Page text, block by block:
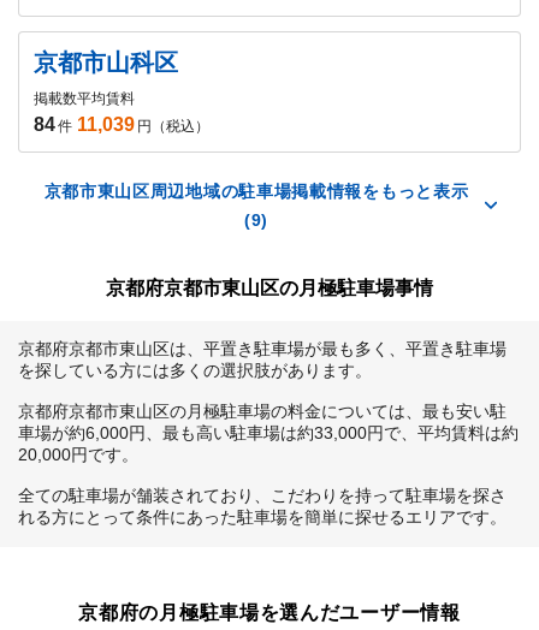
京都市山科区
掲載数
84件
平均賃料
11,039 円（税込）
京都市東山区周辺地域の駐車場掲載情報をもっと表示
(9)
京都府京都市東山区の月極駐車場事情
京都府京都市東山区は、平置き駐車場が最も多く、平置き駐車場
を探している方には多くの選択肢があります。
京都府京都市東山区の月極駐車場の料金については、最も安い駐
車場が約6,000円、最も高い駐車場は約33,000円で、平均賃料は約
20,000円です。
全ての駐車場が舗装されており、こだわりを持って駐車場を探さ
れる方にとって条件にあった駐車場を簡単に探せるエリアです。
京都府の月極駐車場を選んだユーザー情報